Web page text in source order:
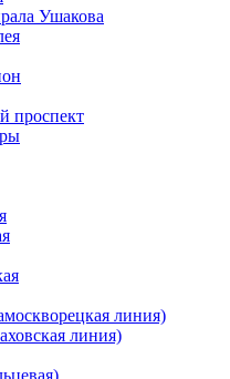
Ушакова
проспект
линия)
линия)